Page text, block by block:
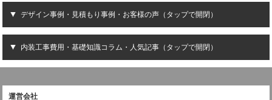
デザイン事例・見積もり事例・お客様の声（タップで開閉）
内装工事費用・基礎知識コラム・人気記事（タップで開閉）
運営会社